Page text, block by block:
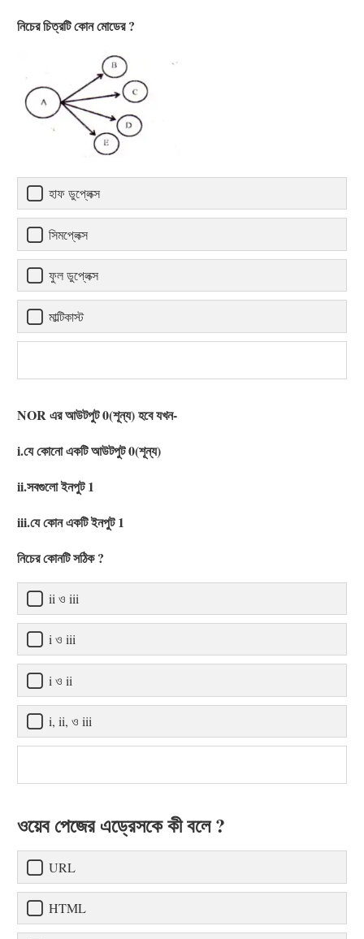
নিচের চিত্রটি কোন মোডের ?
হাফ ডুপ্লেক্স
সিমপ্লেক্স
ফুল ডুপ্লেক্স
মাল্টিকাস্ট
NOR এর আউটপুট 0(শূন্য) হবে যখন-
i.যে কোনো একটি আউটপুট 0(শূন্য)
ii.সবগুলো ইনপুট 1
iii.যে কোন একটি ইনপুট 1
নিচের কোনটি সঠিক ?
ii ও iii
i ও iii
i ও ii
i, ii, ও iii
ওয়েব পেজের এড্রেসকে কী বলে ?
URL
HTML